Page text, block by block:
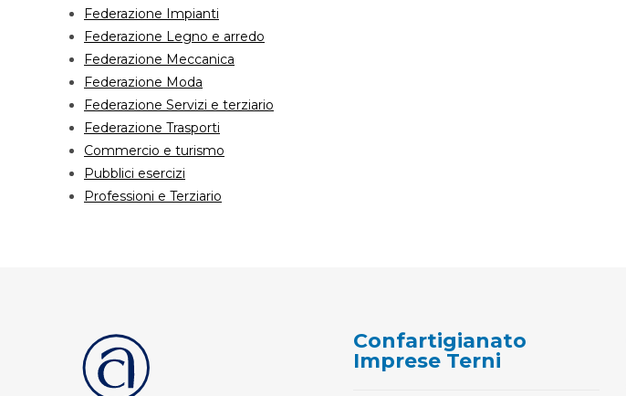
Federazione Impianti
Federazione Legno e arredo
Federazione Meccanica
Federazione Moda
Federazione Servizi e terziario
Federazione Trasporti
Commercio e turismo
Pubblici esercizi
Professioni e Terziario
Confartigianato
Imprese Terni